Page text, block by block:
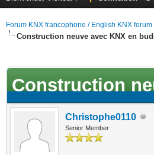
Forum KNX francophone / English KNX forum
Construction neuve avec KNX en
Construction
Christophe0110
Senior Member